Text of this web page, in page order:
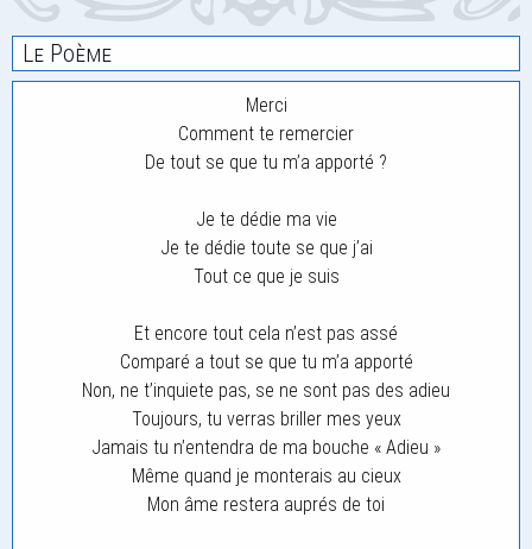
Le Poème
Merci
Comment te remercier
De tout se que tu m’a apporté ?
Je te dédie ma vie
Je te dédie toute se que j’ai
Tout ce que je suis
Et encore tout cela n’est pas assé
Comparé a tout se que tu m’a apporté
Non, ne t’inquiete pas, se ne sont pas des adieu
Toujours, tu verras briller mes yeux
Jamais tu n’entendra de ma bouche « Adieu »
Même quand je monterais au cieux
Mon âme restera auprés de toi